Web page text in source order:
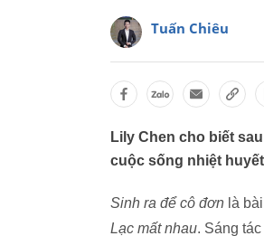
Tuấn Chiêu
Lily Chen cho biết
cuộc sống nhiệt
Sinh ra để cô đơn là
Lạc mất nhau. Sáng